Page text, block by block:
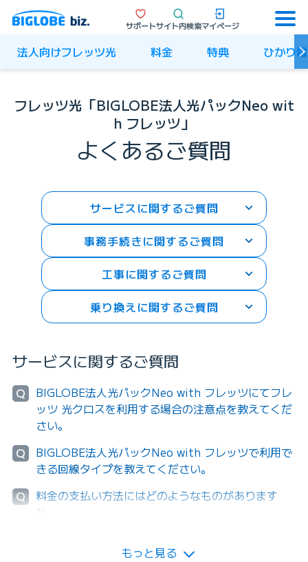
サポートサイト内検索マイページ
法人向けフレッツ光 料金 特典 ひかり
フレッツ光「BIGLOBE法人光パックNeo wit
h フレッツ」
よくあるご質問
サービスに関するご質問
事務手続きに関するご質問
工事に関するご質問
乗り換えに関するご質問
サービスに関するご質問
Q
BIGLOBE法人光パックNeo with フレッツにてフレ
ッツ 光クロスを利用する場合の注意点を教えてくだ
さい。
Q
BIGLOBE法人光パックNeo with フレッツで利用で
きる回線タイプを教えてください。
Q
料金の支払い方法にはどのようなものがあります
か。
もっと見る